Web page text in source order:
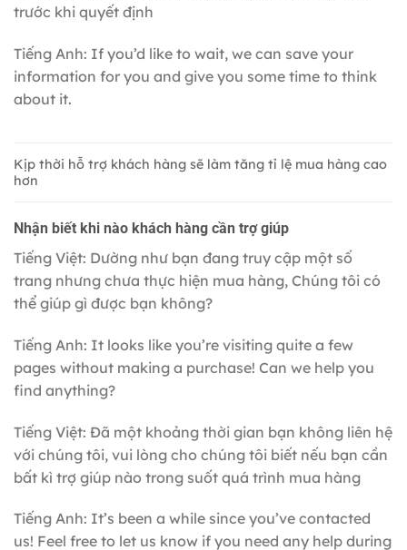
trước khi quyết định
Tiếng Anh: If you’d like to wait, we can save your
information for you and give you some time to think
about it.
Kịp thời hỗ trợ khách hàng sẽ làm tăng tỉ lệ mua hàng cao
hơn
Nhận biết khi nào khách hàng cần trợ giúp
Tiếng Việt: Dường như bạn đang truy cập một số
trang nhưng chưa thực hiện mua hàng, Chúng tôi có
thể giúp gì được bạn không?
Tiếng Anh: It looks like you’re visiting quite a few
pages without making a purchase! Can we help you
find anything?
Tiếng Việt: Đã một khoảng thời gian bạn không liên hệ
với chúng tôi, vui lòng cho chúng tôi biết nếu bạn cần
bất kì trợ giúp nào trong suốt quá trình mua hàng
Tiếng Anh: It’s been a while since you’ve contacted
us! Feel free to let us know if you need any help during